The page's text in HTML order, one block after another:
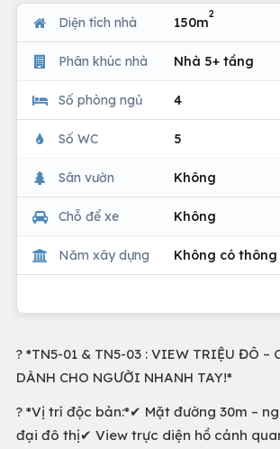
Diện tích nhà 150m
2
Phân khúc nhà Nhà 5+ tầng
Số phòng ngủ 4
Số WC 5
Sân vườn Không
Chỗ để xe Không
Năm xây dựng Không có
? *TN5-01 & TN5-03 : VIEW TRIỆU ĐÔ –
DÀNH CHO NGƯỜI NHANH TAY!*
? *Vị trí độc bản:*✔ Mặt đường 30m –
đại đô thị✔ View trực diện hồ cảnh